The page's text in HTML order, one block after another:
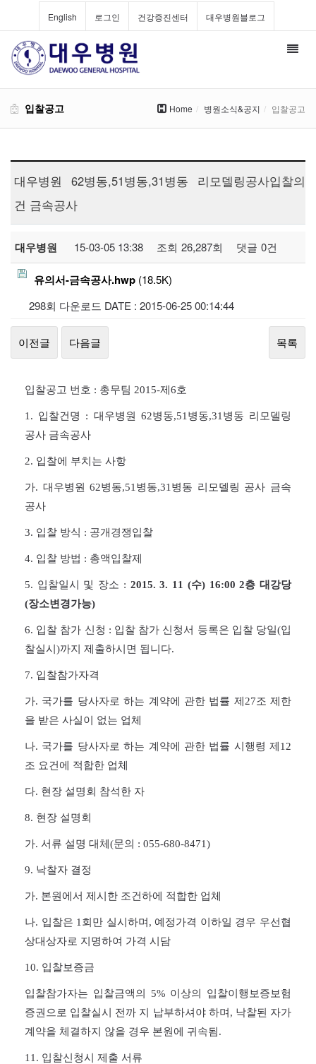
English 로그인 건강증진센터 대우병원블로그
입찰공고 Home 병원소식&공지 입찰공고
대우병원 62병동,51병동,31병동 리모델링공사입찰의
건 금속공사
대우병원 15-03-05 13:38 조회 26,287회 댓글 0건
유의서-금속공사.hwp (18.5K)
298회 다운로드 DATE : 2015-06-25 00:14:44
이전글 다음글 목록
입찰공고 번호 : 총무팀 2015-제6호
1. 입찰건명 : 대우병원 62병동,51병동,31병동 리모델링
공사 금속공사
2. 입찰에 부치는 사항
가. 대우병원 62병동,51병동,31병동 리모델링 공사 금속
공사
3. 입찰 방식 : 공개경쟁입찰
4. 입찰 방법 : 총액입찰제
5. 입찰일시 및 장소 : 2015. 3. 11 (수) 16:00 2층 대강당
(장소변경가능)
6. 입찰 참가 신청 : 입찰 참가 신청서 등록은 입찰 당일(입
찰실시)까지 제출하시면 됩니다.
7. 입찰참가자격
가. 국가를 당사자로 하는 계약에 관한 법률 제 27조 제한
을 받은 사실이 없는 업체
나. 국가를 당사자로 하는 계약에 관한 법률 시행령 제 12
조 요건에 적합한 업체
다. 현장 설명회 참석한 자
8. 현장 설명회
가. 서류 설명 대체(문의 : 055-680-8471)
9. 낙찰자 결정
가. 본원에서 제시한 조건하에 적합한 업체
나. 입찰은 1 회만 실시하며, 예정가격 이하일 경우 우선협
상대상자로 지명하여 가격 시담
10. 입찰보증금
입찰참가자는 입찰금액의 5% 이상의 입찰이행보증보험
증권으로 입찰실시 전까 지 납부하셔야 하며, 낙찰된 자가
계약을 체결하지 않을 경우 본원에 귀속됨.
11. 입찰신청시 제출 서류